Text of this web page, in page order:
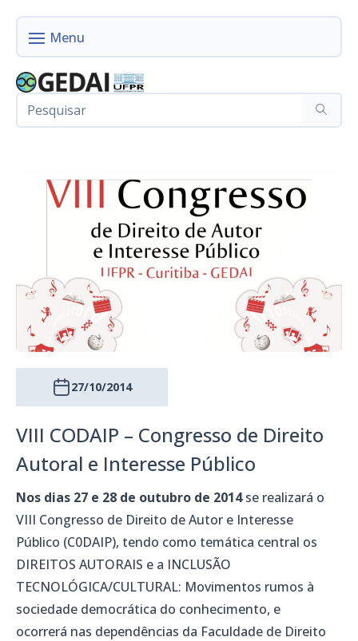
27/10/2014
VIII CODAIP – Congresso de Direito
Autoral e Interesse Público
Nos dias 27 e 28 de outubro de 2014se realizará o
VIII Congresso de Direito de Autor e Interesse
Público (C0DAIP), tendo como temática central os
DIREITOS AUTORAIS e a INCLUSÃO
TECNOLÓGICA/CULTURAL: Movimentos rumos à
sociedade democrática do conhecimento, e
ocorrerá nas dependências da Faculdade de Direito